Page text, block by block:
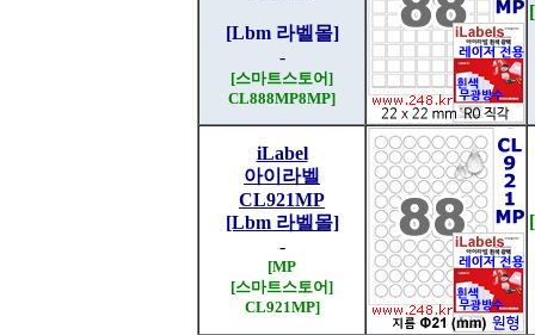
[Lbm 라벨몰]
-
[스마트스토어]
CL888MP8MP]
iLabel
아이라벨
CL921MP
[Lbm 라벨몰]
-
[MP
[스마트스토어]
CL921MP]